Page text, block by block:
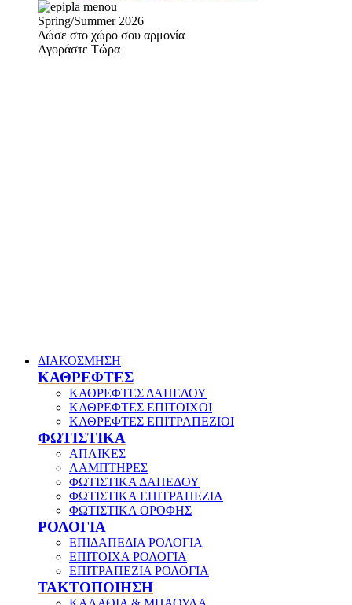
Spring/Summer 2026
Δώσε στο χώρο σου αρμονία
Αγοράστε Τώρα
ΔΙΑΚΟΣΜΗΣΗ
ΚΑΘΡΕΦΤΕΣ
ΚΑΘΡΕΦΤΕΣ ΔΑΠΕΔΟΥ
ΚΑΘΡΕΦΤΕΣ ΕΠΙΤΟΙΧΟΙ
ΚΑΘΡΕΦΤΕΣ ΕΠΙΤΡΑΠΕΖΙΟΙ
ΦΩΤΙΣΤΙΚΑ
ΑΠΛΙΚΕΣ
ΛΑΜΠΤΗΡΕΣ
ΦΩΤΙΣΤΙΚΑ ΔΑΠΕΔΟΥ
ΦΩΤΙΣΤΙΚΑ ΕΠΙΤΡΑΠΕΖΙΑ
ΦΩΤΙΣΤΙΚΑ ΟΡΟΦΗΣ
ΡΟΛΟΓΙΑ
ΕΠΙΔΑΠΕΔΙΑ ΡΟΛΟΓΙΑ
ΕΠΙΤΟΙΧΑ ΡΟΛΟΓΙΑ
ΕΠΙΤΡΑΠΕΖΙΑ ΡΟΛΟΓΙΑ
ΤΑΚΤΟΠΟΙΗΣΗ